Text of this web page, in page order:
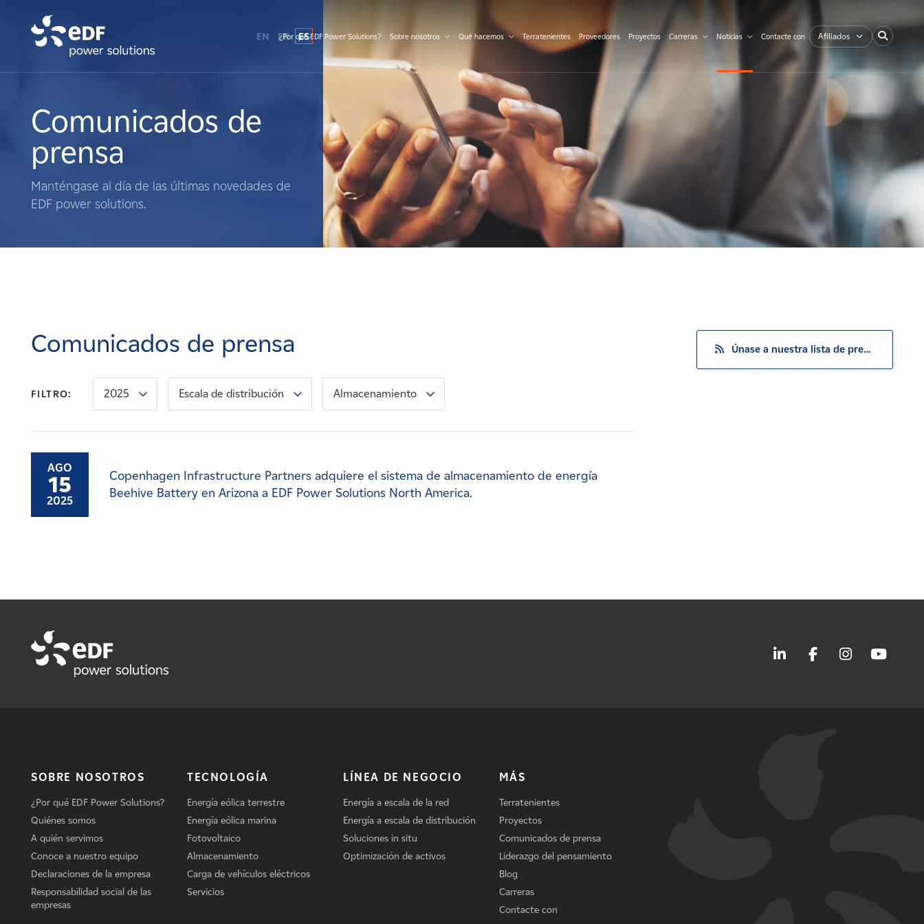
Qué hacemos
Terratenientes
Noticias
Contacte con
EN FR ES
¿Por qué EDF Power Solutions? Sobre nosotros Qué hacemos Terratenientes Proveedores Proyectos Carreras Noticias Contacte con Afiliados
Comunicados de
prensa
Manténgase al día de las últimas novedades de
EDF power solutions.
Comunicados de prensa
FILTRO: 2025 Escala de distribución Almacenamiento
AGO
15
2025
Copenhagen Infrastructure Partners adquiere el sistema de almacenamiento de energía
Beehive Battery en Arizona a EDF Power Solutions North America.
Únase a nuestra lista de prensa
SOBRE NOSOTROS
¿Por qué EDF Power Solutions?
Quiénes somos
A quién servimos
Conoce a nuestro equipo
Declaraciones de la empresa
Responsabilidad social de las
empresas
TECNOLOGÍA
Energía eólica terrestre
Energía eólica marina
Fotovoltaico
Almacenamiento
Carga de vehículos eléctricos
Servicios
LÍNEA DE NEGOCIO
Energía a escala de la red
Energía a escala de distribución
Soluciones in situ
Optimización de activos
MÁS
Terratenientes
Proyectos
Comunicados de prensa
Liderazgo del pensamiento
Blog
Carreras
Contacte con